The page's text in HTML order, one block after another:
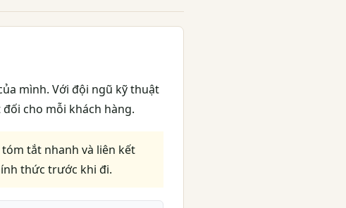
mình. Với đội ngũ kỹ thuật
cho mỗi khách hàng.
tắt nhanh và liên kết
thức trước khi đi.